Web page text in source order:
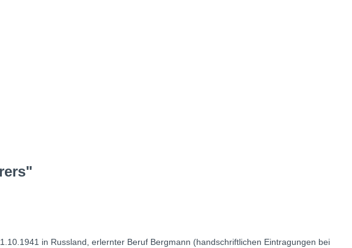
in Russland, erlernter Beruf Bergmann (handschriftlichen Eintragungen bei